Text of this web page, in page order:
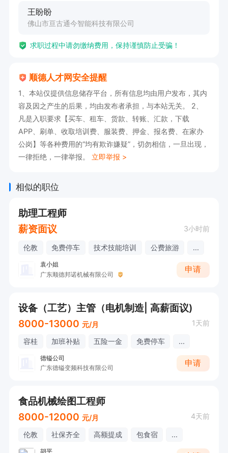
1、机械工程或相关专业学历优先;
力;
CAD
等;
4、具有良好的沟通能力和团队合作精神，能够跨
部门协作;
5、对工作细节有高度关注，具备独立解决问题的
能力
能力突出，工资可以商议
王盼盼
佛山市亘古通今智能科技有限公司
求职过程中请勿缴纳费用，保持谨慎防止受骗！
顺德人才网安全提醒
1、本站仅提供信息储存平台，所有信息均由用户发布，其内
容及因之产生的后果，均由发布者承担，与本站无关。 2、
凡是入职要求【买车、租车、货款、转账、汇款，下载
APP、刷单、收取培训费、服装费、押金、报名费、在家办
公岗】等各种费用的“均有欺诈嫌疑”，切勿相信，一旦出现，
一律拒绝，一律举报。 立即举报 >
相似的职位
助理工程师
薪资面议
3小时前
伦教 免费停车 技术技能培训 公费旅游 ...
袁小姐
广东顺德邦诺机械有限公司
申请
设备（工艺）主管（电机制造| 高薪面议)
8000-13000 元/月 1天前
容桂 加班补贴 五险一金 免费停车 ...
德镒公司
广东德镒变频科技有限公司
申请
食品机械绘图工程师
8000-12000 元/月 4天前
伦教 社保齐全 高额提成 包食宿 ...
胡平